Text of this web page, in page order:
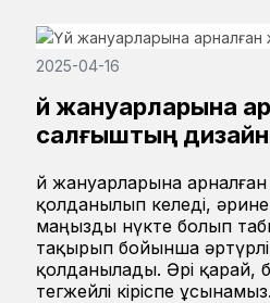
2025-04-16
Үй жануарларына
салғыштың
Үй жануарларына
қолданылып келеді,
маңызды нүкте болып
тақырып бойынша
қолданылады. Әрі қарай,
тегжейлі кіріспе